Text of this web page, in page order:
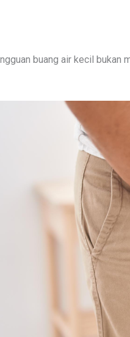
buang air kecil